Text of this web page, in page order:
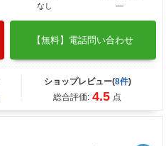
なし
―
【無料】電話問い合わせ
ショップレビュー(8件)
総合評価: 4.5 点